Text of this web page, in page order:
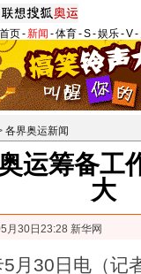
页-新闻 -体育-S-娱乐-V-
各界奥运新闻
运筹备工
大
月30日23:28 新华网
30日电（记